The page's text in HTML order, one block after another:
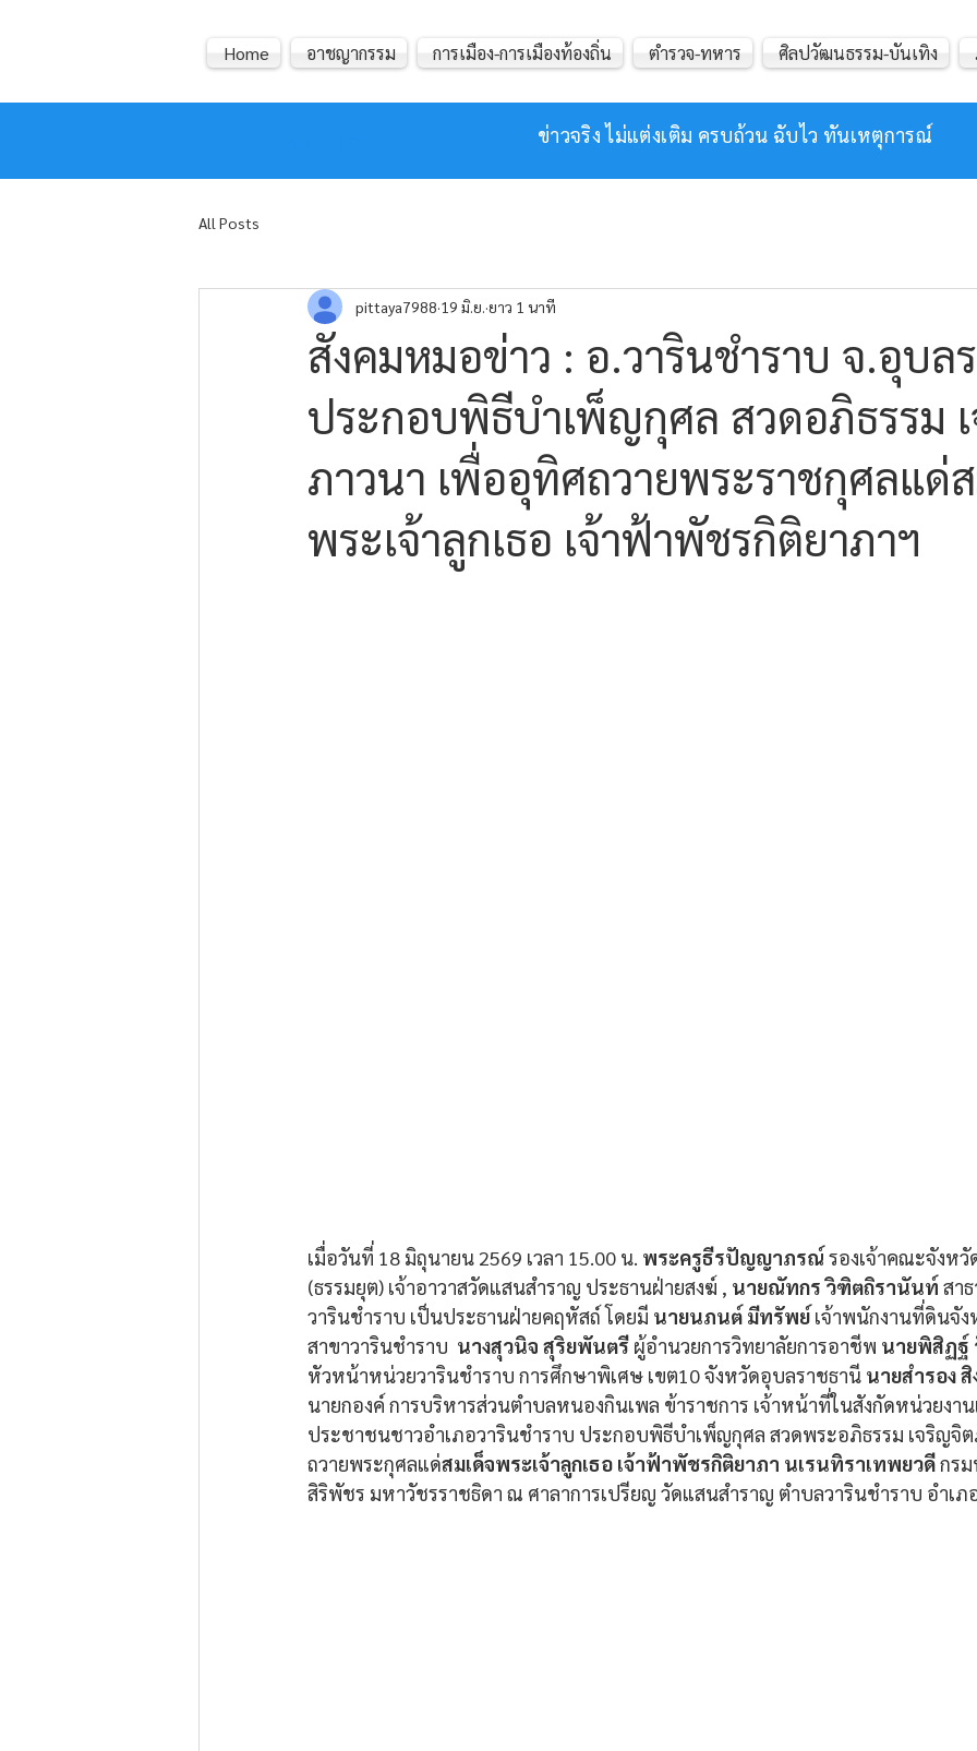
ข่าวจริง ไม่แต่งเติม ครบถ้วน ฉับไว ทันเหตุการณ์
Home อาชญากรรม การเมือง-การเมืองท้องถิ่น ตำรวจ-ทหาร ศิลปวัฒนธรรม-บันเทิง
All Posts
สังคมหมอข่าว : อ.วารินชำราบ จ.อุบล
ประกอบพิธีบำเพ็ญกุศล สวดอภิธรรม
ภาวนา เพื่ออุทิศถวายพระราชกุศลแด่
พระเจ้าลูกเธอ เจ้าฟ้าพัชรกิติยาภาฯ
pittaya7988 19 มิ.ย. ยาว 1 นาที
เมื่อวันที่ 18 มิถุนายน 2569 เวลา 15.00 น. พระครูธีรปัญญาภรณ์ รองเจ้าคณะจังห
(ธรรมยุต) เจ้าอาวาสวัดแสนสำราญ ประธานฝ่ายสงฆ์ , นายณัทกร วิฑิตถิรานันท์ สา
วารินชำราบ เป็นประธานฝ่ายคฤหัสถ์ โดยมี นายนภนต์ มีทรัพย์ เจ้าพนักงานที่ดินจั
สาขาวารินชำราบ นางสุวนิจ สุริยพันตรี ผู้อำนวยการวิทยาลัยการอาชีพ นายพิสิฏฐ์
หัวหน้าหน่วยวารินชำราบ การศึกษาพิเศษ เขต10 จังหวัดอุบลราชธานี นายสำรอง
นายกองค์ การบริหารส่วนตำบลหนองกินเพล ข้าราชการ เจ้าหน้าที่ในสังกัดหน่วยงา
ประชาชนชาวอำเภอวารินชำราบ ประกอบพิธีบำเพ็ญกุศล สวดพระอภิธรรม เจริญจิ
ถวายพระกุศลแด่สมเด็จพระเจ้าลูกเธอ เจ้าฟ้าพัชรกิติยาภา นเรนทิราเทพยวดี กร
สิริพัชร มหาวัชรราชธิดา ณ ศาลาการเปรียญ วัดแสนสำราญ ตำบลวารินชำราบ อำเภ